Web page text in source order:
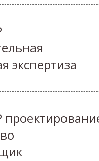
экспертиза